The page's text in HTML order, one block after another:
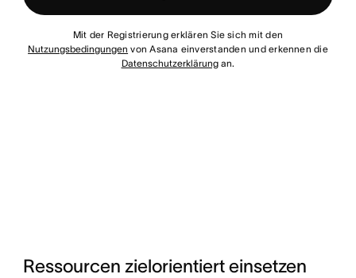
Mit der Registrierung erklären Sie sich mit den
Nutzungsbedingungen von Asana einverstanden und erkennen die
Datenschutzerklärungan.
Ressourcen zielorientiert einsetzen